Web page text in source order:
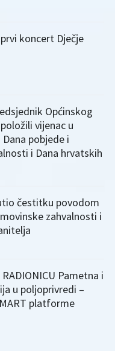
koncert Dječje
Općinskog
vijenac u
pobjede i
i Dana hrvatskih
čestitku povodom
zahvalnosti i
RADIONICU Pametna i
u poljoprivredi –
platforme